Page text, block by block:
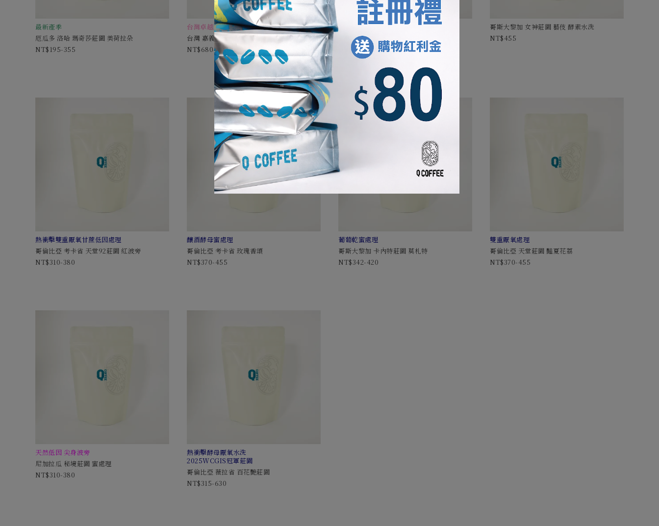
最新產季
厄瓜多 洛哈 瑪奇莎莊園 美荷拉朵
195-355
台灣卓越盃 常勝軍莊園
台灣 嘉義 青葉莊園 索恩娜 日曬
680-1330
衣索比亞 古吉 波特酒王
270-330
哥斯大黎加 女神莊園 藝伎 酵素水洗
455
熱衝擊雙重厭氧甘蔗低因處理
哥倫比亞 考卡省 天堂92莊園 紅波旁
310-380
釀酒酵母蜜處理
哥倫比亞 考卡省 玫瑰香頌
370-455
葡萄乾蜜處理
哥斯大黎加 卡內特莊園 莫札特
342-420
雙重厭氧處理
哥倫比亞 天堂莊園 豔夏花荔
370-455
天然低因 尖身波旁
尼加拉瓜 秘境莊園 蜜處理
310-380
熱衝擊酵母厭氧水洗
2025WCGIS冠軍莊園
哥倫比亞 薇拉省 百花艷莊園
315-630